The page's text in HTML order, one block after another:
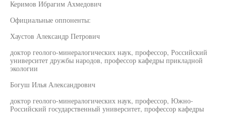
Керимов Ибрагим Ахмедович
Официальные оппоненты:
Хаустов Александр Петрович
доктор геолого-минералогических наук, профессор, Российский
университет дружбы народов, профессор кафедры прикладной
экологии
Богуш Илья Александрович
доктор геолого-минералогических наук, профессор, Южно-
Российский государственный университет, профессор кафедры